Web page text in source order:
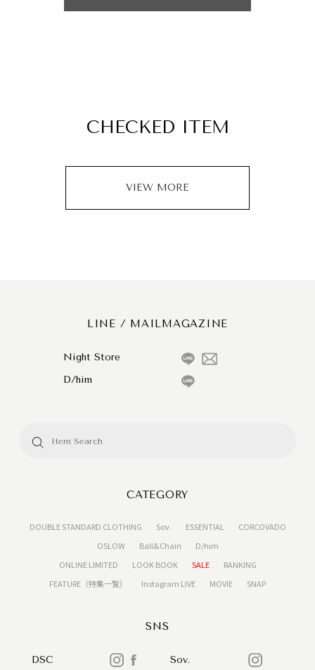
CHECKED ITEM
VIEW MORE
LINE / MAILMAGAZINE
Night Store
D/him
CATEGORY
DOUBLE STANDARD CLOTHING Sov. ESSENTIAL
CORCOVADO
OSLOW
Ball&Chain
D/him
ONLINE LIMITED
LOOK BOOK SALE
RANKING
FEATURE（特集一覧）
Instagram LIVE MOVIE SNAP
SNS
DSC Sov.